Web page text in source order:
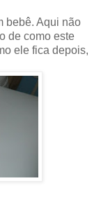
bebê. Aqui não
de como este
ele fica depois,